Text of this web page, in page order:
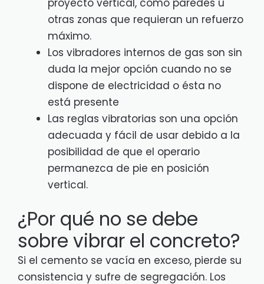
proyecto vertical, como paredes u
otras zonas que requieran un refuerzo
máximo.
Los vibradores internos de gas son sin
duda la mejor opción cuando no se
dispone de electricidad o ésta no
está presente
Las reglas vibratorias son una opción
adecuada y fácil de usar debido a la
posibilidad de que el operario
permanezca de pie en posición
vertical.
¿Por qué no se debe
sobre vibrar el concreto?
Si el cemento se vacía en exceso, pierde su
consistencia y sufre de segregación. Los